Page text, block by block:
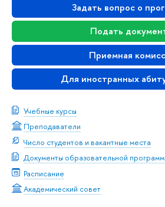
Задать вопрос о
Подать
Приемная
Для иностранных
Учебные курсы
Преподаватели
Число студентов и вакантные места
Документы образовательной
Расписание
Академический совет